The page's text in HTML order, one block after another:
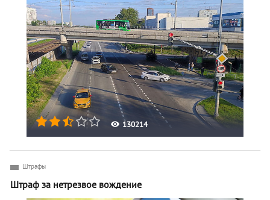
130214
Штрафы
Штраф за нетрезвое вождение